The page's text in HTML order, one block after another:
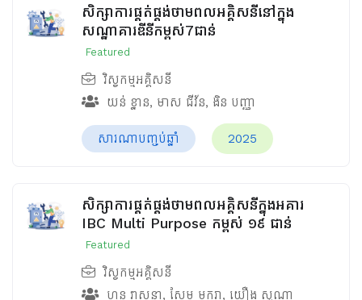
សិក្សាការផ្គត់ផ្គង់ថាមពលអគ្គិសនីនៅក្នុង
សណ្ឋាគារឌីនីកម្ពស់7ជាន់
Featured
វិស្វកម្មអគ្គិសនី
យន់ ខ្នាន, មាស ជីវ័ន, ងិន បញ្ញា
សារណាបញ្ចប់ឆ្នាំ 2025
សិក្សាការផ្គត់ផ្គង់ថាមពលអគ្គិសនីក្នុងអគារ
IBC Multi Purpose កម្ពស់ ១៩ ជាន់
Featured
វិស្វកម្មអគ្គិសនី
ហួន​ វាសនា, សែម មករា, យឿង សូណា